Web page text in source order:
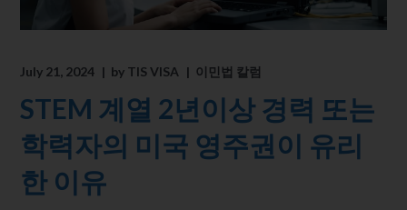
July 21, 2024 by TIS VISA 이민법 칼럼
STEM 계열 2년이상 경력 또는
학력자의 미국 영주권이 유리
한 이유